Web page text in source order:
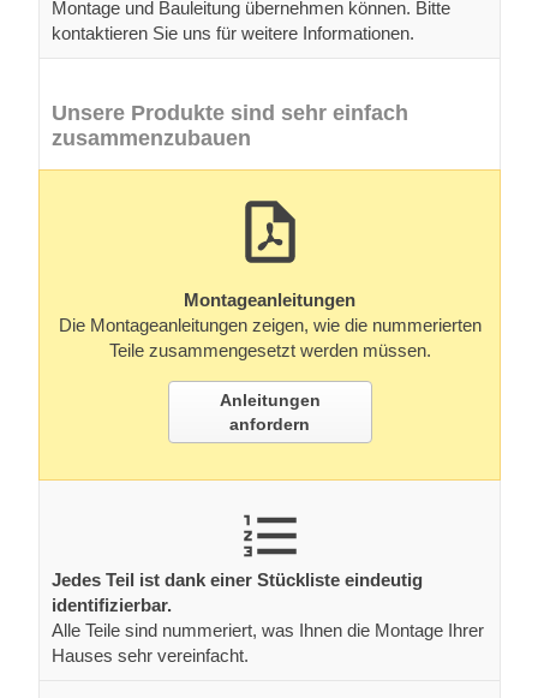
Montage und Bauleitung übernehmen können. Bitte
kontaktieren Sie uns für weitere Informationen.
Unsere Produkte sind sehr einfach
zusammenzubauen
Montageanleitungen
Die Montageanleitungen zeigen, wie die nummerierten
Teile zusammengesetzt werden müssen.
Anleitungen
anfordern
Jedes Teil ist dank einer Stückliste eindeutig
identifizierbar.
Alle Teile sind nummeriert, was Ihnen die Montage Ihrer
Hauses sehr vereinfacht.